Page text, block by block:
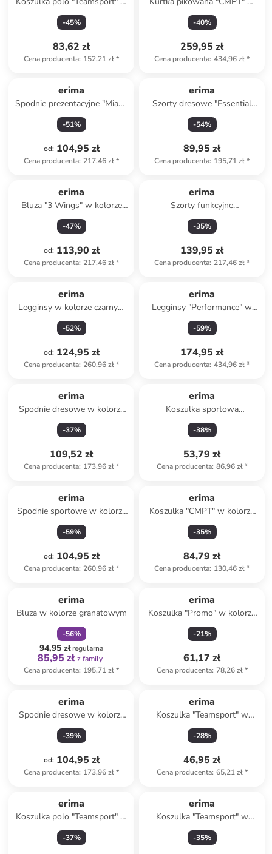
kolorze czerwonym
-45%
83,62 zł
Cena producenta: 152,21 zł*
kolorze czerwonym
-40%
259,95 zł
Cena producenta: 434,96 zł*
erima
Spodnie prezentacyjne "Miami
3.0" w kolorze czarnym
-51%
od: 104,95 zł
Cena producenta: 217,46 zł*
erima
Szorty dresowe "Essential
Team" w kolorze szarym
-54%
89,95 zł
Cena producenta: 195,71 zł*
erima
Bluza "3 Wings" w kolorze
granatowym
-47%
od: 113,90 zł
Cena producenta: 217,46 zł*
erima
Szorty funkcyjne
"Performance" w kolorze
czarnym
-35%
139,95 zł
Cena producenta: 217,46 zł*
erima
Legginsy w kolorze czarnym
do biegania
-52%
od: 124,95 zł
Cena producenta: 260,96 zł*
erima
Legginsy "Performance" w
kolorze czarnym do biegania
-59%
174,95 zł
Cena producenta: 434,96 zł*
erima
Spodnie dresowe w kolorze
szarym
-37%
109,52 zł
Cena producenta: 173,96 zł*
erima
Koszulka sportowa
"Teamsport" w kolorze
czarnym
-38%
53,79 zł
Cena producenta: 86,96 zł*
erima
Spodnie sportowe w kolorze
czarnym
-59%
od: 104,95 zł
Cena producenta: 260,96 zł*
erima
Koszulka "CMPT" w kolorze
szarobrązowym
-35%
84,79 zł
Cena producenta: 130,46 zł*
erima
Bluza w kolorze granatowym
-56%
94,95 złregularna
85,95 zł z family
Cena producenta: 195,71 zł*
erima
Koszulka "Promo" w kolorze
czarnym
-21%
61,17 zł
Cena producenta: 78,26 zł*
erima
Spodnie dresowe w kolorze
czarnym
-39%
od: 104,95 zł
Cena producenta: 173,96 zł*
erima
Koszulka "Teamsport" w
kolorze zielonym
-28%
46,95 zł
Cena producenta: 65,21 zł*
erima
Koszulka polo "Teamsport" w
kolorze turkusowym
-37%
erima
Koszulka "Teamsport" w
kolorze granatowym
-35%